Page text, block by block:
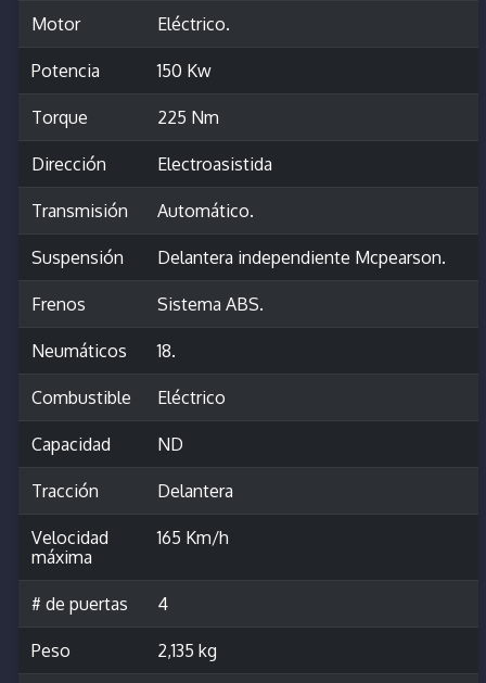
Motor Eléctrico.
Potencia 150 Kw
Torque 225 Nm
Dirección Electroasistida
Transmisión Automático.
Suspensión Delantera independiente Mcpearson.
Frenos Sistema ABS.
Neumáticos 18.
Combustible Eléctrico
Capacidad ND
Tracción Delantera
Velocidad
máxima
165 Km/h
# de puertas 4
Peso 2,135 kg